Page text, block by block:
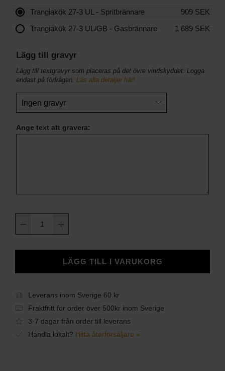
Trangiakök 27-3 UL - Spritbrännare 909 SEK
Trangiakök 27-3 UL/GB - Gasbrännare
1 689 SEK
Lägg till gravyr
Lägg till textgravyr som placeras på det övre vindskyddet. Logga
endast på förfrågan. Läs alla detaljer här!
Ange text att gravera:
Trangiakök
27-
mängd
LÄGG TILL I VARUKORG
Leverans inom Sverige 60 kr
Fraktfritt för order över 500kr inom Sverige
3-7 dagar från order till leverans
Handla lokalt? Hitta återförsäljare »